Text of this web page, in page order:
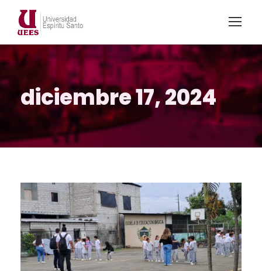
diciembre 17, 2024